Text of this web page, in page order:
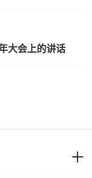
大会上的讲话